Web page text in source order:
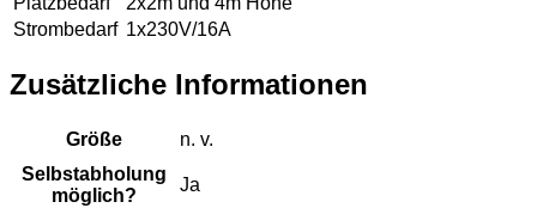
M
e
g
e
Strombedarf 1x230V/16A
Zusätzliche Informationen
Größe
n. v.
Selbstabholung
möglich?
Ja